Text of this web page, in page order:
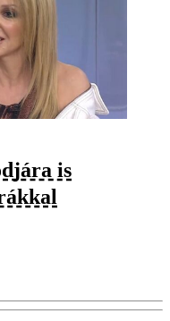
is